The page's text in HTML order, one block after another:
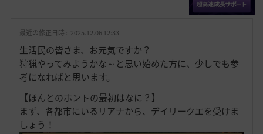
お
り
共有する
最近の修正日時 : 2025.12.06 12:33
生活民の皆さま、お元気ですか？
狩猟やってみようかな～と思い始めた方に、少しでも参
考になればと思います。
【ほんとのホントの最初はなに？】
まず、各都市にいるリアナから、デイリークエを受けま
しょう！